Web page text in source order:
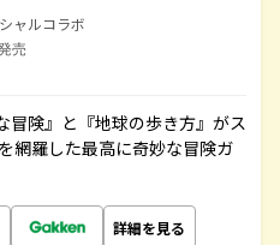
ャルコラボ
売
冒険』と『地球の歩き方』がス
網羅した最高に奇妙な冒険ガ
詳細を見る